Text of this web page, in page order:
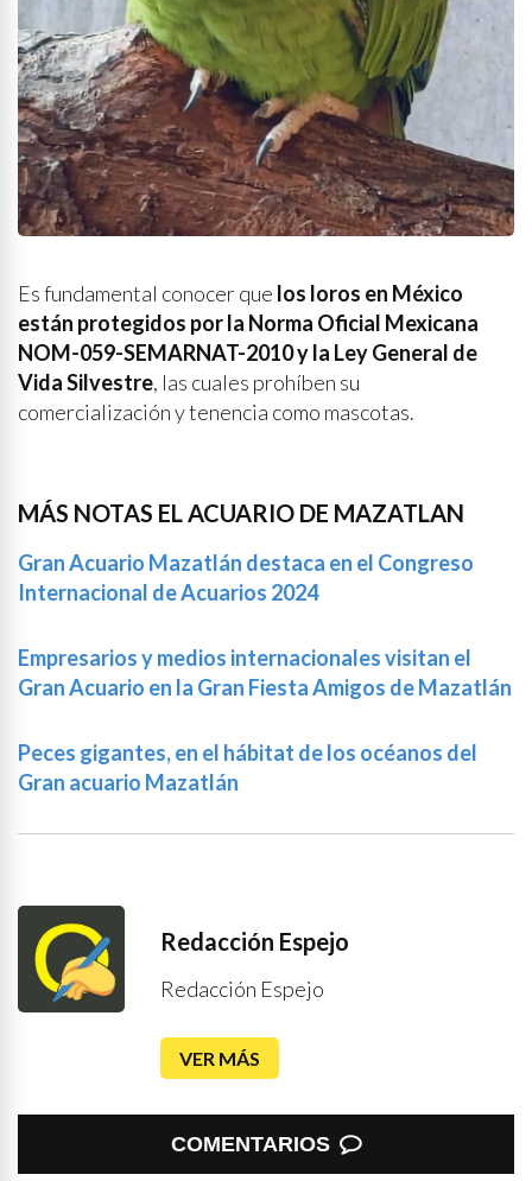
Es fundamental conocer que los loros en México
están protegidos por la Norma Oficial Mexicana
NOM-059-SEMARNAT-2010 y la Ley General de
Vida Silvestre, las cuales prohíben su
comercialización y tenencia como mascotas.
MÁS NOTAS EL ACUARIO DE MAZATLAN
Gran Acuario Mazatlán destaca en el Congreso
Internacional de Acuarios 2024
Empresarios y medios internacionales visitan el
Gran Acuario en la Gran Fiesta Amigos de Mazatlán
Peces gigantes, en el hábitat de los océanos del
Gran acuario Mazatlán
Redacción Espejo
Redacción Espejo
VER MÁS
COMENTARIOS